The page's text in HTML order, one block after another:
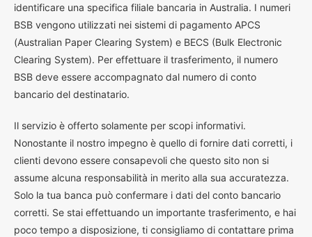
identificare una specifica filiale bancaria in Australia. I numeri
BSB vengono utilizzati nei sistemi di pagamento APCS
(Australian Paper Clearing System) e BECS (Bulk Electronic
Clearing System). Per effettuare il trasferimento, il numero
BSB deve essere accompagnato dal numero di conto
bancario del destinatario.
Il servizio è offerto solamente per scopi informativi.
Nonostante il nostro impegno è quello di fornire dati corretti, i
clienti devono essere consapevoli che questo sito non si
assume alcuna responsabilità in merito alla sua accuratezza.
Solo la tua banca può confermare i dati del conto bancario
corretti. Se stai effettuando un importante trasferimento, e hai
poco tempo a disposizione, ti consigliamo di contattare prima